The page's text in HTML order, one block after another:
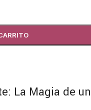
La Magia de